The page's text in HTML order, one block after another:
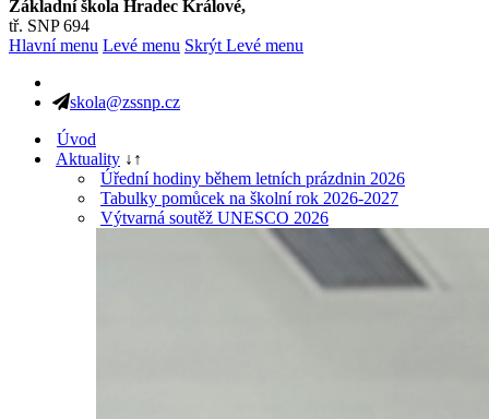
Základní škola Hradec Králové,
tř. SNP 694
Hlavní menu Levé menu Skrýt Levé menu
skola@zssnp.cz
Úvod
Aktuality ↓ ↑
Úřední hodiny během letních prázdnin 2026
Tabulky pomůcek na školní rok 2026-2027
Výtvarná soutěž UNESCO 2026